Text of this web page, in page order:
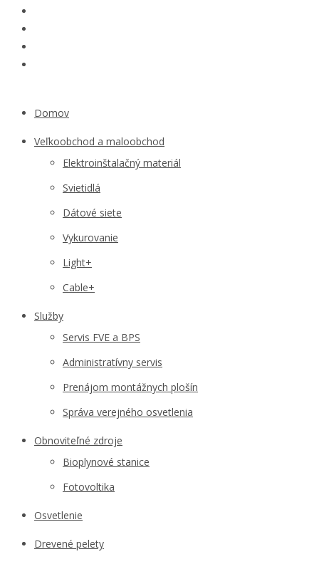
Domov
Veľkoobchod a maloobchod
Elektroinštalačný materiál
Svietidlá
Dátové siete
Vykurovanie
Light+
Cable+
Služby
Servis FVE a BPS
Administratívny servis
Prenájom montážnych plošín
Správa verejného osvetlenia
Obnoviteľné zdroje
Bioplynové stanice
Fotovoltika
Osvetlenie
Drevené pelety